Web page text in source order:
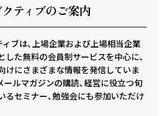
ティ ブのご案内
ブは、上場企業および上場相当企業
した無料の会員制サービスを中心に、
けにさまざまな情報を発信していま
ールマガジンの購読、経営に役立つ旬
るセミナー、勉強会にも参加いただけ